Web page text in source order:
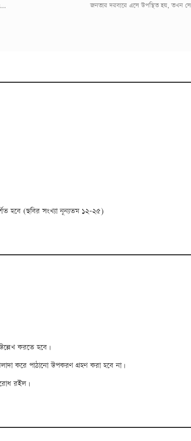
জনতার দরবারে এসে উপস্থিত হয়, তখন
হবে (ছবির সংখ্যা নূন্যতম ১২-২৫)
করতে হবে।
করে পাঠানো উপকরণ গ্রহণ করা হবে না।
রইল।